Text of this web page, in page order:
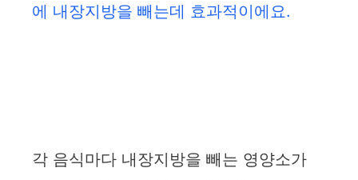
에 내장지방을 빼는데 효과적이에요.
각 음식마다 내장지방을 빼는 영양소가